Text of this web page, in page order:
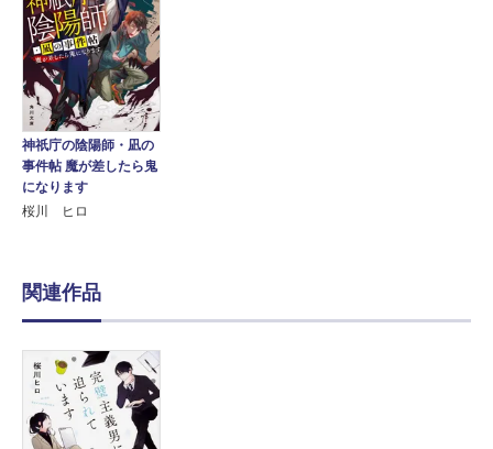
神祇庁の陰陽師・凪の
事件帖 魔が差したら鬼
になります
桜川 ヒロ
関連作品